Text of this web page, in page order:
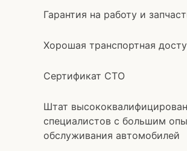
Гарантия на работу и
Хорошая транспортная
Сертификат СТО
Штат
специалистов с большим
обслуживания автомобилей